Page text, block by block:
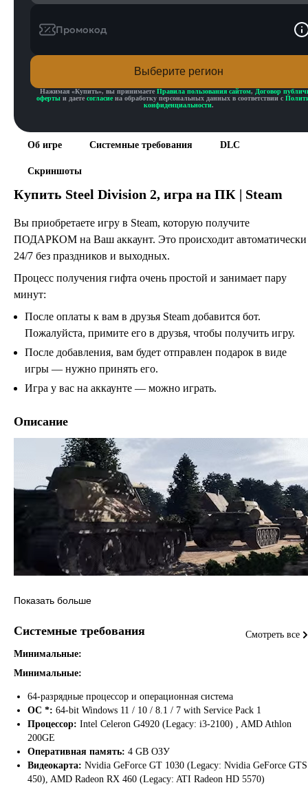
Об игре Системные требования DLC
Скриншоты
Купить Steel Division 2, игра на ПК | Steam
Вы приобретаете игру в Steam, которую получите
ПОДАРКОМ на Ваш аккаунт. Это происходит автоматически
24/7 без праздников и выходных.
Процесс получения гифта очень простой и занимает пару
минут:
После оплаты к вам в друзья Steam добавится бот.
Пожалуйста, примите его в друзья, чтобы получить игру.
После добавления, вам будет отправлен подарок в виде
игры — нужно принять его.
Игра у вас на аккаунте — можно играть.
Описание
ПОБЕЖДАЙТЕ В БИТВАХ
Стальная дивизия II предлагает не только тактический опыт в ВМВ.
критиками игры RTS поставит вас во главе армии во время операции
белорусской земле.
Играйте как генерал в динамичных стратегических кампаниях
масштаба 1:1, как полковник в эпичных тактических сражениях в
Показать больше
Системные требования
Смотреть все
Минимальные:
Минимальные:
64-разрядные процессор и операционная система
ОС *: 64-bit Windows 11 / 10 / 8.1 / 7 with Service Pack 1
Процессор: Intel Celeron G4920 (Legacy: i3-2100) , AMD Athlon
200GE
Оперативная память: 4 GB ОЗУ
Видеокарта: Nvidia GeForce GT 1030 (Legacy: Nvidia GeForce GTS
450), AMD Radeon RX 460 (Legacy: ATI Radeon HD 5570)
Промокод
Выберите регион
Нажимая «Купить», вы принимаете Правила пользования сайтом, Договор
оферты и даете согласие на обработку персональных данных в соответствии с
конфиденциальности.